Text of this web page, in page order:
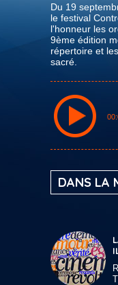
Du 19
le festival
l'honneur les
9ème édition
répertoire et
sacré.
DANS LA